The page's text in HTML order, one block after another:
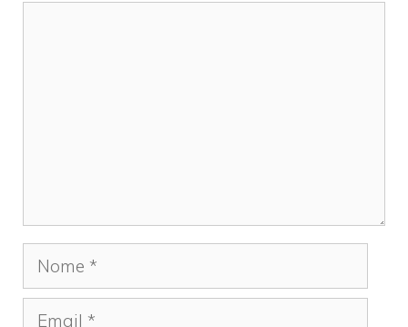
Nome
Email